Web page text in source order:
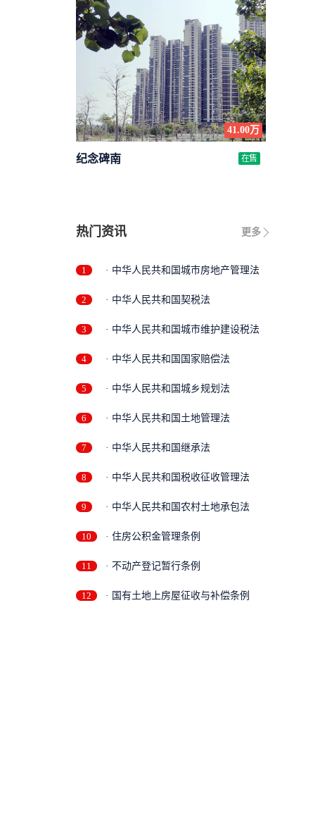
41.00万
纪念碑南 在售
更多
热门资讯
1 · 中华人民共和国城市房地产管理法
2 · 中华人民共和国契税法
3 · 中华人民共和国城市维护建设税法
4 · 中华人民共和国国家赔偿法
5 · 中华人民共和国城乡规划法
6 · 中华人民共和国土地管理法
7 · 中华人民共和国继承法
8 · 中华人民共和国税收征收管理法
9 · 中华人民共和国农村土地承包法
10 · 住房公积金管理条例
11 · 不动产登记暂行条例
12 · 国有土地上房屋征收与补偿条例